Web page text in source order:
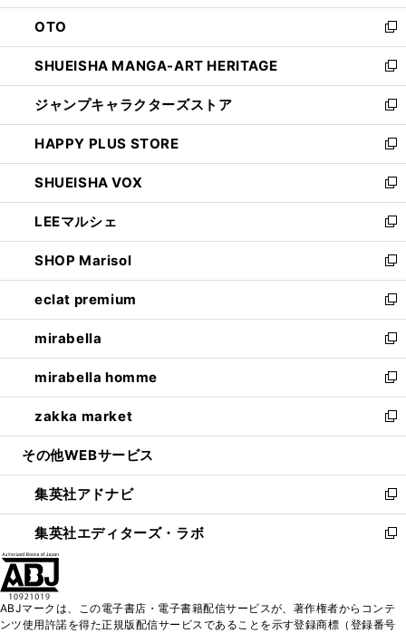
ウ
で
開
く
ン
ド
ウ
で
開
く
OTO
新
し
い
ウ
ィ
ン
ド
ウ
で
開
く
SHUEISHA MANGA-ART HERITAGE
新
し
い
ウ
ィ
ン
ド
ウ
で
開
く
ジャンプキャラクターズストア
新
し
い
ウ
ィ
ン
ド
ウ
で
開
く
HAPPY PLUS STORE
新
し
い
ウ
ィ
ン
ド
ウ
で
開
く
SHUEISHA VOX
新
し
い
ウ
ィ
ン
ド
ウ
で
開
く
LEEマルシェ
新
し
い
ウ
ィ
ン
ド
ウ
で
開
く
SHOP Marisol
新
し
い
ウ
ィ
ン
ド
ウ
で
開
eclat premium
新
し
い
ウ
ィ
ン
ド
ウ
開
く
mirabella
新
し
い
ウ
ィ
ン
ウ
で
開
く
mirabella homme
新
し
い
ウ
ン
ド
ウ
で
zakka market
新
し
ウ
ィ
ン
ド
く
その他WEBサービス
集英社アドナビ
新
し
い
ド
集英社エディターズ・ラボ
新
ィ
ABJマークは、この電子書店・電子書籍配信サービスが、著作権者からコンテ
ンツ使用許諾を得た正規版配信サービスであることを示す登録商標（登録番号